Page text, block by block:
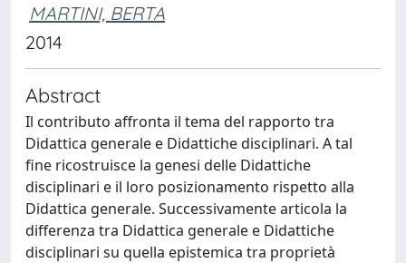
MARTINI, BERTA
2014
Abstract
Il contributo affronta il tema del rapporto tra
Didattica generale e Didattiche disciplinari. A tal
fine ricostruisce la genesi delle Didattiche
disciplinari e il loro posizionamento rispetto alla
Didattica generale. Successivamente articola la
differenza tra Didattica generale e Didattiche
disciplinari su quella epistemica tra proprietà